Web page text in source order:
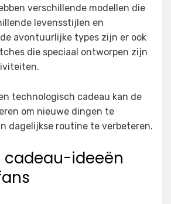
verschillende modellen die
levensstijlen en
avontuurlijke types zijn er ook
die speciaal ontworpen zijn
technologisch cadeau kan de
om nieuwe dingen te
dagelijkse routine te verbeteren.
cadeau-ideeën